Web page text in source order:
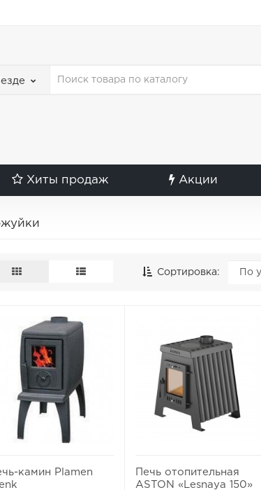
Хиты продаж Акции
Сортировка:
камин Plamen
Печь отопительная
ASTON «Lesnaya 150»